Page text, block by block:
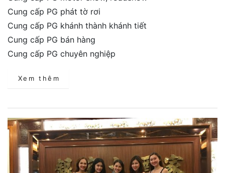
Cung cấp PG phát tờ rơi
Cung cấp PG khánh thành khánh tiết
Cung cấp PG bán hàng
Cung cấp PG chuyên nghiệp
Xem thêm